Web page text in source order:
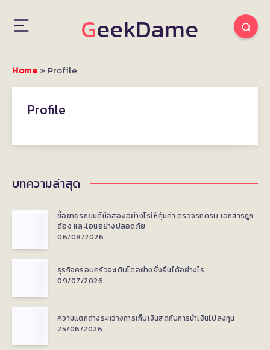
GeekDame
Home» Profile
Profile
บทความล่าสุด
ซื้อขายรถยนต์มือสองอย่างไรให้คุ้มค่า ตรวจรถครบ เอกสารถูก
ต้อง และโอนอย่างปลอดภัย
06/08/2026
ธุรกิจครอบครัวจะเติบโตอย่างยั่งยืนได้อย่างไร
09/07/2026
ความแตกต่างระหว่างการเก็บเงินสดกับการนำเงินไปลงทุน
25/06/2026